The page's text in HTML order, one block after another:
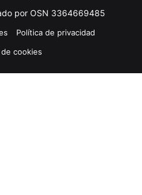
por OSN 3364669485
Política de privacidad
cookies